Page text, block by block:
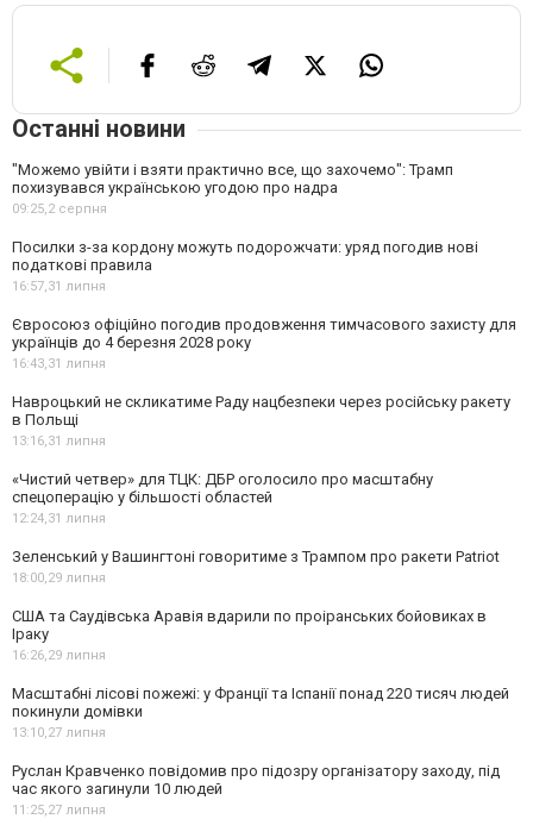
Останні новини
"Можемо увійти і взяти практично все, що захочемо": Трамп
похизувався українською угодою про надра
09:25,2 серпня
Посилки з-за кордону можуть подорожчати: уряд погодив нові
податкові правила
16:57,31 липня
Євросоюз офіційно погодив продовження тимчасового захисту для
українців до 4 березня 2028 року
16:43,31 липня
Навроцький не скликатиме Раду нацбезпеки через російську ракету
в Польщі
13:16,31 липня
«Чистий четвер» для ТЦК: ДБР оголосило про масштабну
спецоперацію у більшості областей
12:24,31 липня
Зеленський у Вашингтоні говоритиме з Трампом про ракети Patriot
18:00,29 липня
США та Саудівська Аравія вдарили по проіранських бойовиках в
Іраку
16:26,29 липня
Масштабні лісові пожежі: у Франції та Іспанії понад 220 тисяч людей
покинули домівки
13:10,27 липня
Руслан Кравченко повідомив про підозру організатору заходу, під
час якого загинули 10 людей
11:25,27 липня